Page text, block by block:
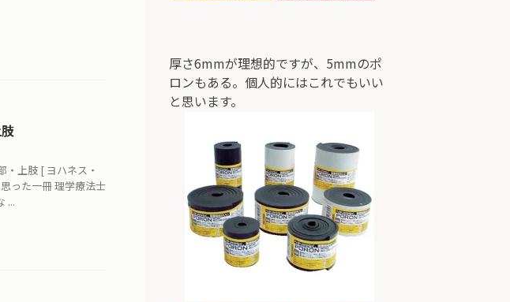
上肢 [ ヨハネス・
った一冊 理学療法士
...
厚さ6mmが理想的ですが、5mmのポ
ロンもある。個人的にはこれでもいい
と思います。